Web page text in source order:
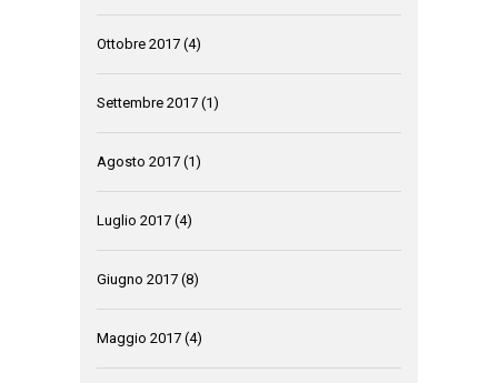
Ottobre 2017 (4)
Settembre 2017 (1)
Agosto 2017 (1)
Luglio 2017 (4)
Giugno 2017 (8)
Maggio 2017 (4)